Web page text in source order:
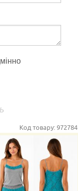
Код товару:972784